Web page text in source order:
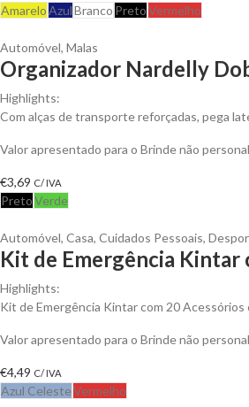
AmareloAzulBranco PretoVermelho
Automóvel, Malas
Organizador Nardelly
Highlights:
Com alças de transporte reforçadas, pega
Valor apresentado para o Brinde não
€3,69 C/ IVA
PretoVerde
Automóvel, Casa, Cuidados Pessoais,
Kit de Emergência Kintar
Highlights:
Kit de Emergência Kintar com 20
Valor apresentado para o Brinde não
€4,49 C/ IVA
Azul CelesteVermelho